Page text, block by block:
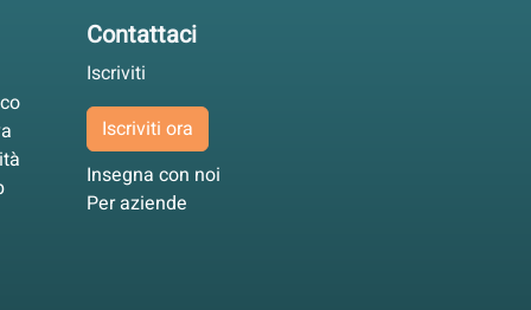
Contattaci
Iscriviti
Iscriviti ora
Insegna con noi
Per aziende